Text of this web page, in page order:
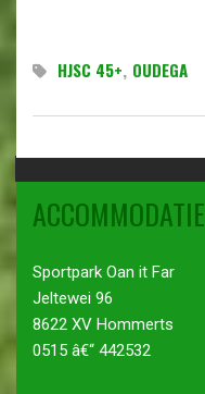
HJSC 45+, OUDEGA
ACCOMMODATIE
Sportpark Oan it Far
Jeltewei 96
8622 XV Hommerts
0515 â€“ 442532